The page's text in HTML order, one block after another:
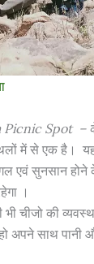
Spot –
में से एक है।
एवं सुनसान होने
।
चीजो की
अपने साथ पानी